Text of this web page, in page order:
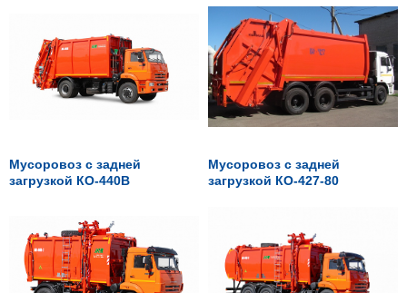
Мусоровоз с задней
загрузкой КО-440В
Мусоровоз с задней
загрузкой КО-427-80